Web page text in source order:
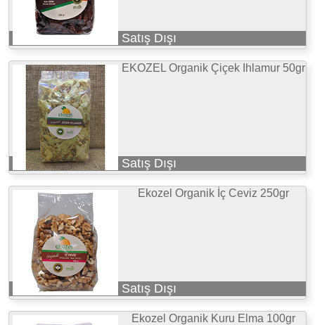
Satış Dışı
EKOZEL Organik Çiçek Ihlamur 50gr
Satış Dışı
Ekozel Organik İç Ceviz 250gr
Satış Dışı
Ekozel Organik Kuru Elma 100gr